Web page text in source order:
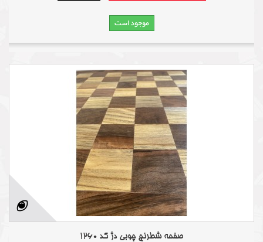
موجود است
صفحه شطرنج چوبی دژ کد 1260